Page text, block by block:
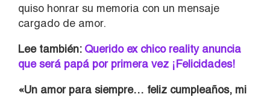
quiso honrar su memoria con un mensaje
cargado de amor.
Lee también: Querido ex chico reality anuncia
que será papá por primera vez ¡Felicidades!
«Un amor para siempre… feliz cumpleaños, mi